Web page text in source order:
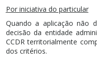
Por iniciativa do particular
Quando a aplicação não
decisão da entidade
CCDR territorialmente
dos critérios.